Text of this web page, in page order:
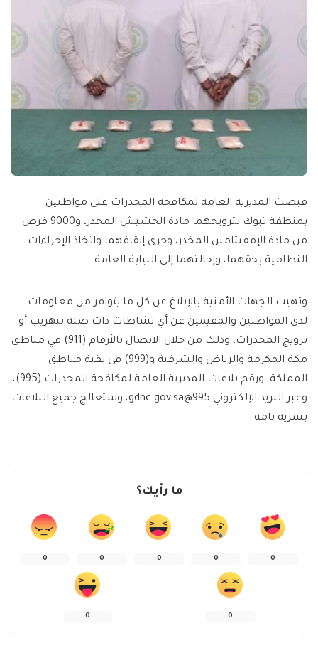
قبضت المديرية العامة لمكافحة المخدرات على مواطنين
بمنطقة تبوك لترويجهما مادة الحشيش المخدر، و9000 قرص
من مادة الإمفيتامين المخدر، وجرى إيقافهما واتخاذ الإجراءات
النظامية بحقهما، وإحالتهما إلى النيابة العامة.
وتهيب الجهات الأمنية بالإبلاغ عن كل ما يتوافر من معلومات
لدى المواطنين والمقيمين عن أي نشاطات ذات صلة بتهريب أو
ترويج المخدرات، وذلك من خلال الاتصال بالأرقام (911) في مناطق
مكة المكرمة والرياض والشرقية و(999) في بقية مناطق
المملكة، ورقم بلاغات المديرية العامة لمكافحة المخدرات (995)،
وعبر البريد الإلكتروني 995@gdnc.gov.sa
، وستعالج جميع البلاغات
بسرية تامة.
ما رأيك؟
0
0
0
0
0
0
0